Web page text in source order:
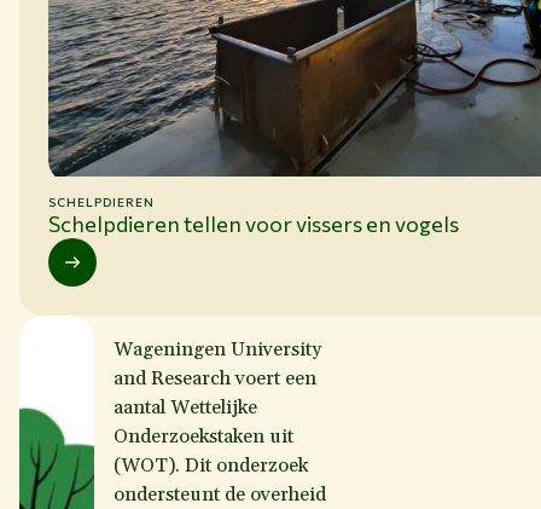
SCHELPDIEREN
Schelpdieren tellen voor vissers en vogels
Wageningen University
and Research voert een
aantal Wettelijke
Onderzoekstaken uit
(WOT). Dit onderzoek
ondersteunt de overheid